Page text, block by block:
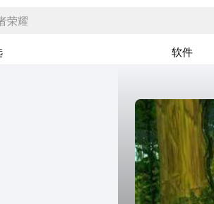
荣耀
软件